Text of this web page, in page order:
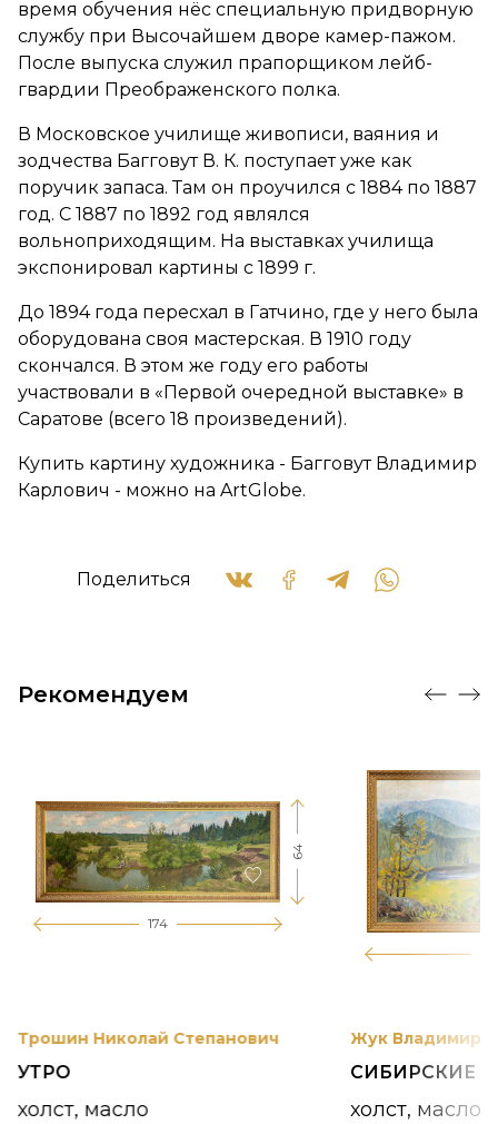
время обучения нёс специальную придворную
службу при Высочайшем дворе камер-пажом.
После выпуска служил прапорщиком лейб-
гвардии Преображенского полка.
В Московское училище живописи, ваяния и
зодчества Багговут В. К. поступает уже как
поручик запаса. Там он проучился с 1884 по 1887
год. С 1887 по 1892 год являлся
вольноприходящим. На выставках училища
экспонировал картины с 1899 г.
До 1894 года пересхал в Гатчино, где у него была
оборудована своя мастерская. В 1910 году
скончался. В этом же году его работы
участвовали в «Первой очередной выставке» в
Саратове (всего 18 произведений).
Купить картину художника - Багговут Владимир
Карлович - можно на ArtGlobe.
Поделиться
Рекомендуем
174
64
Трошин Николай Степанович
УТРО
холст, масло
Жук Владимир
СИБИРСКИЕ
холст, масло